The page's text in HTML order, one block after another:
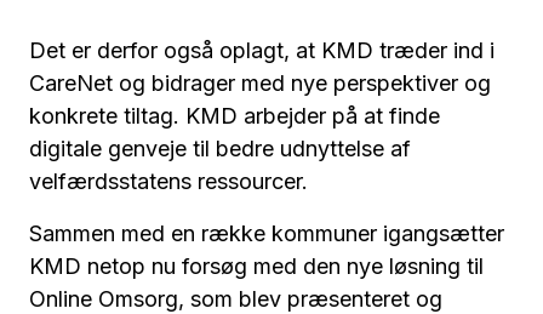
Det er derfor også oplagt, at KMD træder ind i
CareNet og bidrager med nye perspektiver og
konkrete tiltag. KMD arbejder på at finde
digitale genveje til bedre udnyttelse af
velfærdsstatens ressourcer.
Sammen med en række kommuner igangsætter
KMD netop nu forsøg med den nye løsning til
Online Omsorg, som blev præsenteret og